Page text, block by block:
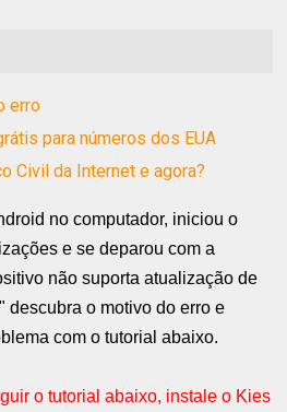
erro
para números dos EUA
Civil da Internet e agora?
no computador, iniciou o
e se deparou com a
não suporta atualização de
descubra o motivo do erro e
com o tutorial abaixo.
o tutorial abaixo, instale o Kies